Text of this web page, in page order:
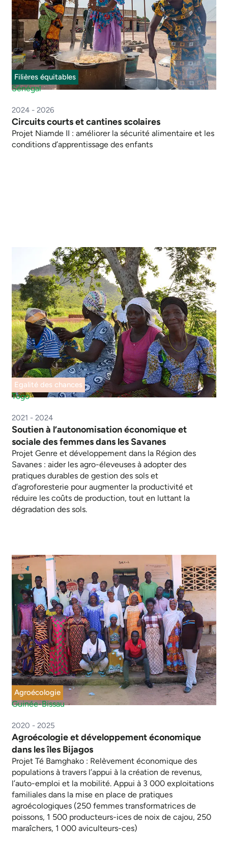
Filières équitables
Sénégal
2024 - 2026
Circuits courts et cantines scolaires
Projet Niamde II : améliorer la sécurité alimentaire et les
conditions d’apprentissage des enfants
Egalité des chances
Togo
2021 - 2024
Soutien à l’autonomisation économique et
sociale des femmes dans les Savanes
Projet Genre et développement dans la Région des
Savanes : aider les agro-éleveuses à adopter des
pratiques durables de gestion des sols et
d’agroforesterie pour augmenter la productivité et
réduire les coûts de production, tout en luttant la
dégradation des sols.
Agroécologie
Guinée-Bissau
2020 - 2025
Agroécologie et développement économique
dans les îles Bijagos
Projet Té Bamghako : Relèvement économique des
populations à travers l’appui à la création de revenus,
l’auto-emploi et la mobilité. Appui à 3 000 exploitations
familiales dans la mise en place de pratiques
agroécologiques (250 femmes transformatrices de
poissons, 1 500 producteurs-ices de noix de cajou, 250
maraîchers, 1 000 aviculteurs-ces)